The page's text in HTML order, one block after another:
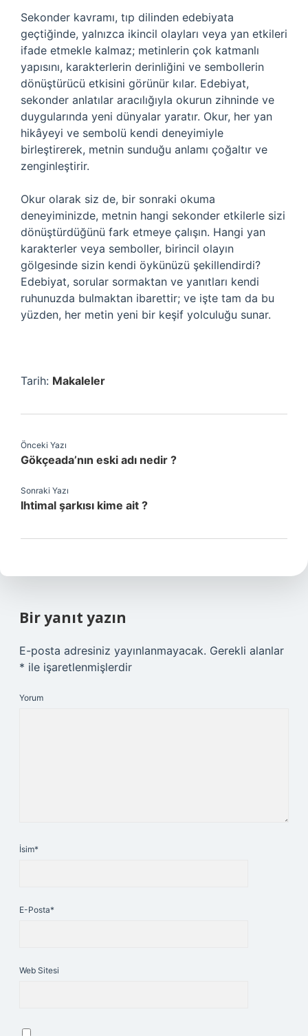
Sekonder kavramı, tıp dilinden edebiyata
geçtiğinde, yalnızca ikincil olayları veya yan etkileri
ifade etmekle kalmaz; metinlerin çok katmanlı
yapısını, karakterlerin derinliğini ve sembollerin
dönüştürücü etkisini görünür kılar. Edebiyat,
sekonder anlatılar aracılığıyla okurun zihninde ve
duygularında yeni dünyalar yaratır. Okur, her yan
hikâyeyi ve sembolü kendi deneyimiyle
birleştirerek, metnin sunduğu anlamı çoğaltır ve
zenginleştirir.
Okur olarak siz de, bir sonraki okuma
deneyiminizde, metnin hangi sekonder etkilerle sizi
dönüştürdüğünü fark etmeye çalışın. Hangi yan
karakterler veya semboller, birincil olayın
gölgesinde sizin kendi öykünüzü şekillendirdi?
Edebiyat, sorular sormaktan ve yanıtları kendi
ruhunuzda bulmaktan ibarettir; ve işte tam da bu
yüzden, her metin yeni bir keşif yolculuğu sunar.
Tarih: Makaleler
Önceki Yazı
Gökçeada’nın eski adı nedir ?
Sonraki Yazı
Ihtimal şarkısı kime ait ?
Bir yanıt yazın
E-posta adresiniz yayınlanmayacak. Gerekli alanlar
* ile işaretlenmişlerdir
Yorum
İsim*
E-Posta*
Web Sitesi